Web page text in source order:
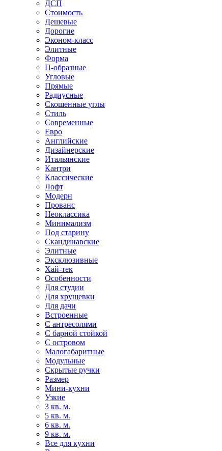
ДСП
Стоимость
Дешевые
Дорогие
Эконом-класс
Элитные
Форма
П-образные
Угловые
Прямые
Радиусные
Скошенные углы
Стиль
Современные
Евро
Английские
Дизайнерские
Итальянские
Кантри
Классические
Лофт
Модерн
Прованс
Неоклассика
Минимализм
Под старину
Скандинавские
Элитные
Эксклюзивные
Хай-тек
Особенности
Для студии
Для хрущевки
Для дачи
Встроенные
С антресолями
С барной стойкой
С островом
Малогабаритные
Модульные
Скрытые ручки
Размер
Мини-кухни
Узкие
3 кв. м.
5 кв. м.
6 кв. м.
9 кв. м.
Все для кухни